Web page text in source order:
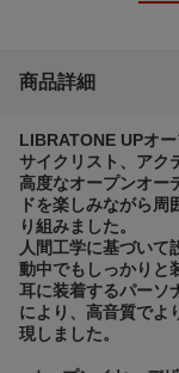
商品詳細
LIBRATONE UPオ
サイクリスト、アク
高度なオープンオー
ドを楽しみながら
り組みました。
人間工学に基づいて
動中でもしっかりと
耳に装着するパーソ
により、高音質でよ
現しました。